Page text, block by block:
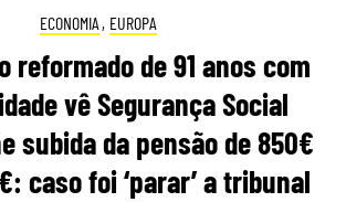
ECONOMIA , EUROPA
reformado de 91 anos com
vê Segurança Social
subida da pensão de 850€
caso foi ‘parar’ a tribunal